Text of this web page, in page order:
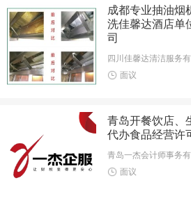
成都专业抽油烟
洗佳馨达酒店单
司
四川佳馨达清洁服务
面议
青岛开餐饮店、
代办食品经营许
青岛一杰会计师事务
面议